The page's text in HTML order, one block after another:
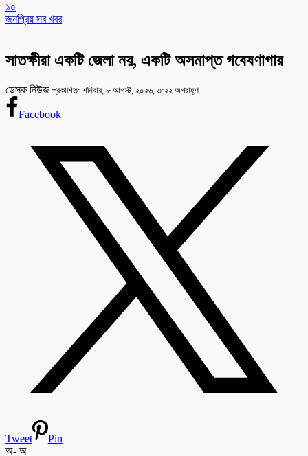
১০
জনপ্রিয় সব খবর
সাতক্ষীরা একটি জেলা নয়, একটি অসমাপ্ত গবেষণাগার
ডেস্ক নিউজ প্রকাশিত: শনিবার, ৮ আগস্ট, ২০২৬, ৩:২২ অপরাহ্ণ
Facebook
Tweet
Pin
অ- অ+